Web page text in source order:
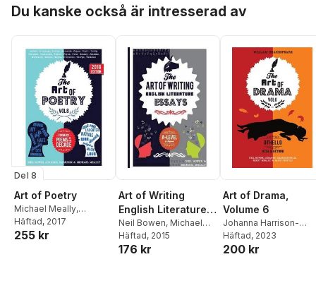
Du kanske också är intresserad av
Del 8
Art of Poetry
Michael Meally,
Johanna Harrison
Bowen
Häftad, 2017
255 kr
Art of Writing
English Literature
Essays
Neil Bowen, Michael
Meally
Häftad, 2015
176 kr
Art of Drama,
Volume 6
Johanna Harrison-
Oram,Michael Meally
Alice Penfold
Häftad, 2023
200 kr